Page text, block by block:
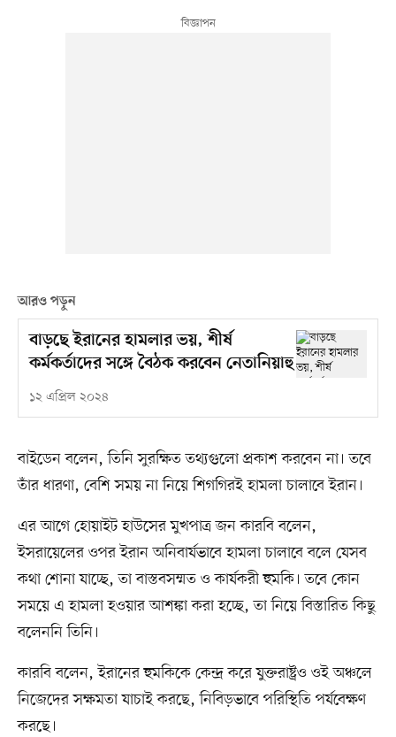
আরও পড়ুন
বাড়ছে ইরানের হামলার ভয়, শীর্ষ
কর্মকর্তাদের সঙ্গে বৈঠক করবেন নেতানিয়াহু
১২ এপ্রিল ২০২৪
বাইডেন বলেন, তিনি সুরক্ষিত তথ্যগুলো প্রকাশ করবেন না। তবে
তাঁর ধারণা, বেশি সময় না নিয়ে শিগগিরই হামলা চালাবে ইরান।
এর আগে হোয়াইট হাউসের মুখপাত্র জন কারবি বলেন,
ইসরায়েলের ওপর ইরান অনিবার্যভাবে হামলা চালাবে বলে যেসব
কথা শোনা যাচ্ছে, তা বাস্তবসম্মত ও কার্যকরী হুমকি। তবে কোন
সময়ে এ হামলা হওয়ার আশঙ্কা করা হচ্ছে, তা নিয়ে বিস্তারিত কিছু
বলেননি তিনি।
কারবি বলেন, ইরানের হুমকিকে কেন্দ্র করে যুক্তরাষ্ট্রও ওই অঞ্চলে
নিজেদের সক্ষমতা যাচাই করছে, নিবিড়ভাবে পরিস্থিতি পর্যবেক্ষণ
করছে।